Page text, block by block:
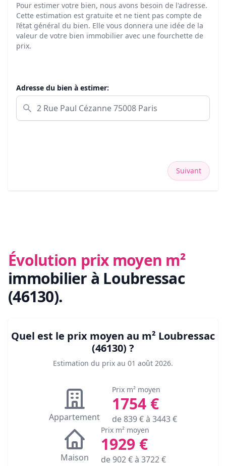
Pour estimer votre bien, nous avons besoin de l'adresse.
Cette estimation est gratuite et ne tient pas compte de
l’état général du bien. Elle vous donnera une idée de la
valeur de votre bien immobilier avec une fourchette de
prix.
Adresse du bien à estimer:
Suivant
Évolution prix moyen m²
immobilier à Loubressac
(46130).
Quel est le prix moyen au m² Loubressac
(46130) ?
Estimation du prix au 01 août 2026.
Appartement
Prix m² moyen
1754 €
de839€ à 3443€
Maison
Prix m² moyen
1929 €
de902€ à 3722€